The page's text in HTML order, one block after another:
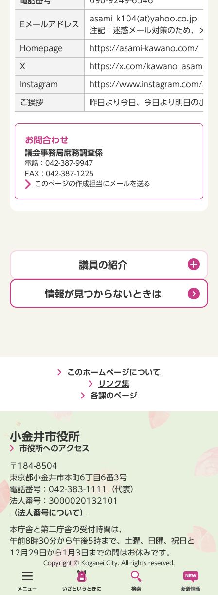
メニュー いざというときに 検索 新着情報
Eメールアドレス
asami_k104(at)yahoo.co.jp
注記：迷惑メール対策のため、メ
Homepage https://asami-kawano.com/
X https://x.com/kawano_asami
Instagram https://www.instagram.com/
ご挨拶 昨日より今日、今日より明日の小
お問合わせ
議会事務局庶務調査係
電話：042-387-9947
FAX：042-387-1225
このページの作成担当にメールを送る
議員の紹介
情報が見つからないときは
このホームページについて
リンク集
各課のページ
小金井市役所
市役所へのアクセス
〒184-8504
東京都小金井市本町6丁目6番3号
電話番号： 042-383-1111
（代表）
法人番号：3000020132101
（法人番号について）
本庁舎と第二庁舎の受付時間は、
午前8時30分から午後5時まで、土曜、日曜、祝日と
12月29日から1月3日までの間はお休みです。
Copyright © Koganei City. All rights reserved.